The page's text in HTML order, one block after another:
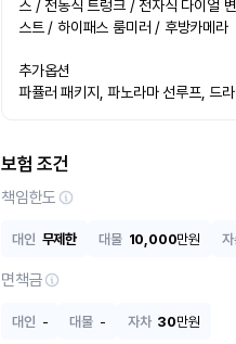
스 / 전동식 트렁크 / 전자식 다이얼
스트 / 하이패스 룸미러 / 후방카메라
추가옵션
파퓰러 패키지, 파노라마 선루프, 드라
보험 조건
책임한도
대인 무제한 대물 10,000만원
면책금
대인 - 대물 - 자차 30만원